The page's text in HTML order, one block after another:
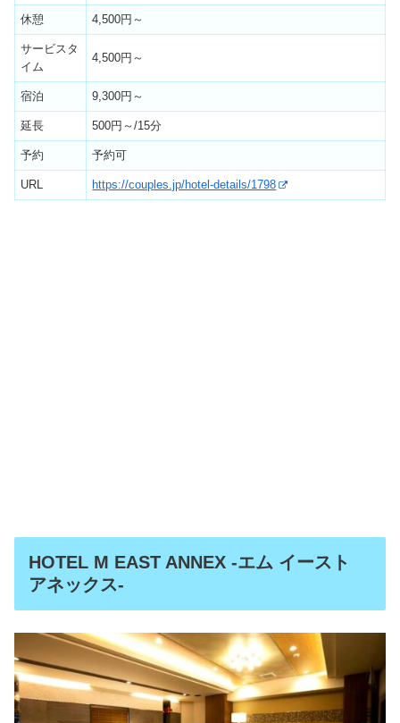
休憩 4,500円～
サービスタ
イム
4,500円～
宿泊 9,300円～
延長 500円～/15分
予約 予約可
URL https://couples.jp/hotel-details/1798
HOTEL M EAST ANNEX -エム イースト
アネックス-